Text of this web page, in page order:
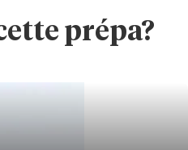
prépa?